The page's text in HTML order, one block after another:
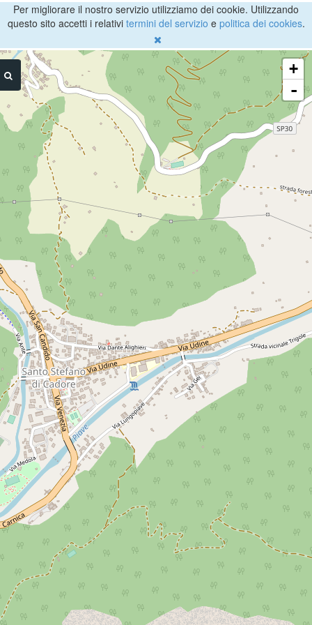
Per migliorare il nostro servizio utilizziamo dei cookie. Utilizzando
questo sito accetti i relativi termini del servizio e politica dei cookies.
+
-